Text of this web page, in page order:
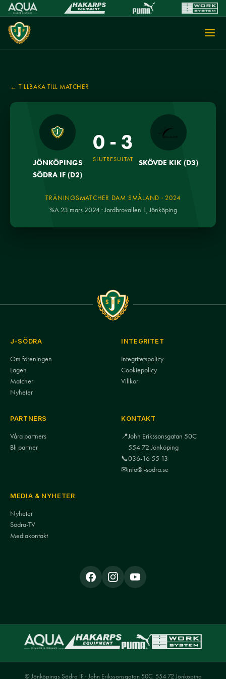
← TILLBAKA TILL MATCHER
JÖNKÖPINGS
SÖDRA IF (D2)
0 - 3
SLUTRESULTAT SKÖVDE KIK (D3)
TRÄNINGSMATCHER DAM SMÅLAND · 2024
%A 23 mars 2024 · Jordbrovallen 1, Jönköping
J-SÖDRA
Om föreningen
Lagen
Matcher
Nyheter
INTEGRITET
Integritetspolicy
Cookiepolicy
Villkor
PARTNERS
Våra partners
Bli partner
KONTAKT
📍John Erikssonsgatan 50C
554 72 Jönköping
📞036-16 55 13
✉info@j-sodra.se
MEDIA & NYHETER
Nyheter
Södra-TV
Mediakontakt
© Jönköpings Södra IF · John Erikssonsgatan 50C, 554 72 Jönköping